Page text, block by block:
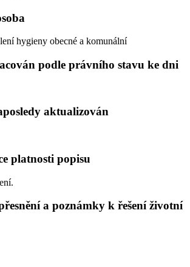
hygieny obecné a komunální
podle právního stavu ke dni
aktualizován
platnosti popisu
a poznámky k řešení životní